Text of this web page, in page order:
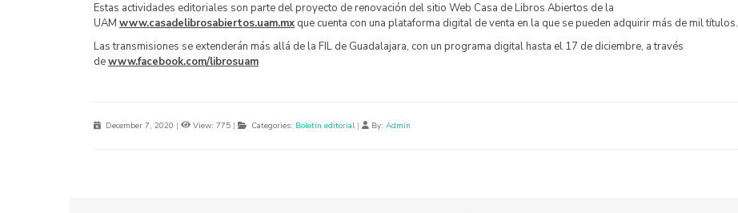
Estas actividades editoriales son parte del proyecto de renovación del sitio Web Casa de Libros Abiertos de la
UAM www.casadelibrosabiertos.uam.mx que cuenta con una plataforma digital de venta en la que se pueden adquirir más de mil títulos.
Las transmisiones se extenderán más allá de la FIL de Guadalajara, con un programa digital hasta el 17 de diciembre, a través
dewww.facebook.com/librosuam
December 7, 2020 | View: 775 | Categories: Boletín editorial | By: Admin